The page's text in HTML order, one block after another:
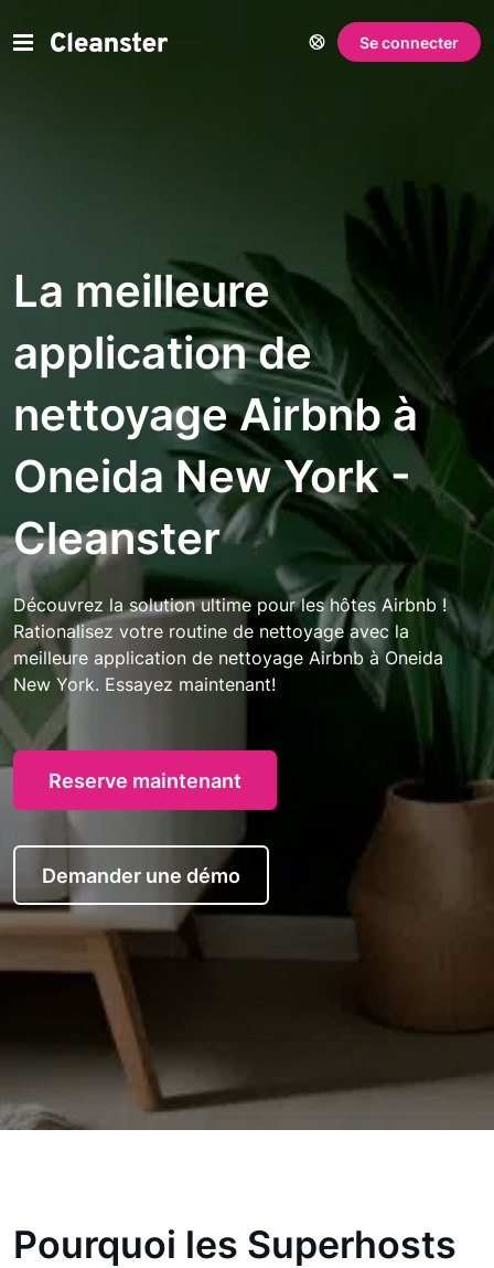
Se connecter
La meilleure
application de
nettoyage Airbnb à
Oneida New York -
Cleanster
Découvrez la solution ultime pour les hôtes Airbnb !
Rationalisez votre routine de nettoyage avec la
meilleure application de nettoyage Airbnb à Oneida
New York. Essayez maintenant!
Reserve maintenant
Demander une démo
Pourquoi les Superhosts